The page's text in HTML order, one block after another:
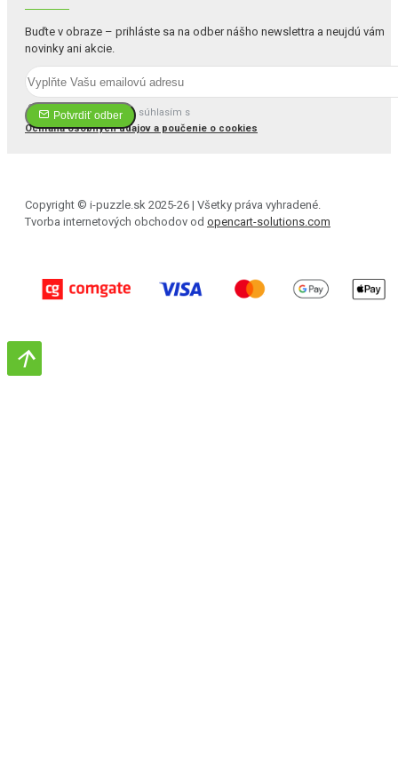
Buďte v obraze – prihláste sa na odber nášho newslettra a neujdú vám
novinky ani akcie.
Potvrdiť odber
Prečítal(a) som si a súhlasím s
Ochrana osobných údajov a poučenie o cookies
Copyright © i-puzzle.sk 2025-26 | Všetky práva vyhradené.
Tvorba internetových obchodov od opencart-solutions.com